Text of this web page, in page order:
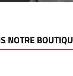
NOTRE